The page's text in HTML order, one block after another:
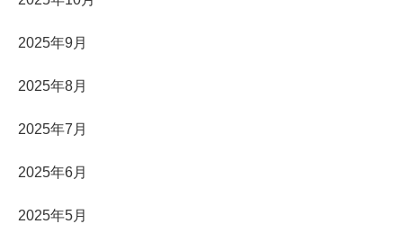
2025年9月
2025年8月
2025年7月
2025年6月
2025年5月